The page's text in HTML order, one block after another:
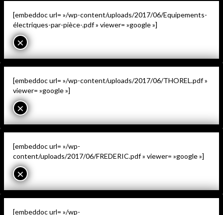
[embeddoc url= »/wp-content/uploads/2017/06/Equipements-
électriques-par-pièce-.pdf » viewer= »google »]
×
[embeddoc url= »/wp-content/uploads/2017/06/THOREL.pdf »
viewer= »google »]
×
[embeddoc url= »/wp-
content/uploads/2017/06/FREDERIC.pdf » viewer= »google »]
×
[embeddoc url= »/wp-